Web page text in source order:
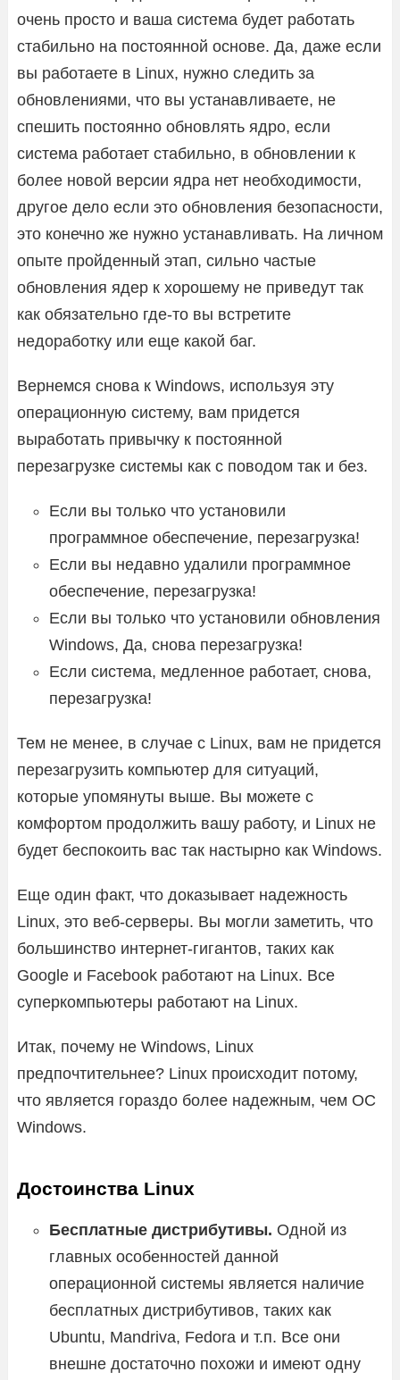
очень просто и ваша система будет работать
стабильно на постоянной основе. Да, даже если
вы работаете в Linux, нужно следить за
обновлениями, что вы устанавливаете, не
спешить постоянно обновлять ядро, если
система работает стабильно, в обновлении к
более новой версии ядра нет необходимости,
другое дело если это обновления безопасности,
это конечно же нужно устанавливать. На личном
опыте пройденный этап, сильно частые
обновления ядер к хорошему не приведут так
как обязательно где-то вы встретите
недоработку или еще какой баг.
Вернемся снова к Windows, используя эту
операционную систему, вам придется
выработать привычку к постоянной
перезагрузке системы как с поводом так и без.
Если вы только что установили
программное обеспечение, перезагрузка!
Если вы недавно удалили программное
обеспечение, перезагрузка!
Если вы только что установили обновления
Windows, Да, снова перезагрузка!
Если система, медленное работает, снова,
перезагрузка!
Тем не менее, в случае с Linux, вам не придется
перезагрузить компьютер для ситуаций,
которые упомянуты выше. Вы можете с
комфортом продолжить вашу работу, и Linux не
будет беспокоить вас так настырно как Windows.
Еще один факт, что доказывает надежность
Linux, это веб-серверы. Вы могли заметить, что
большинство интернет-гигантов, таких как
Google и Facebook работают на Linux. Все
суперкомпьютеры работают на Linux.
Итак, почему не Windows, Linux
предпочтительнее? Linux происходит потому,
что является гораздо более надежным, чем ОС
Windows.
Достоинства Linux
Бесплатные дистрибутивы. Одной из
главных особенностей данной
операционной системы является наличие
бесплатных дистрибутивов, таких как
Ubuntu, Mandriva, Fedora и т.п. Все они
внешне достаточно похожи и имеют одну